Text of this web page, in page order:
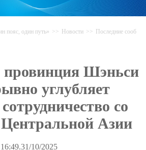
пояс, один путь» >> Новости >> Последние сооб
провинция Шэньси
углубляет
со
Азии
16:49.31/10/2025